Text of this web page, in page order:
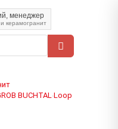
менеджер
керамогранит
BUCHTAL›Loop